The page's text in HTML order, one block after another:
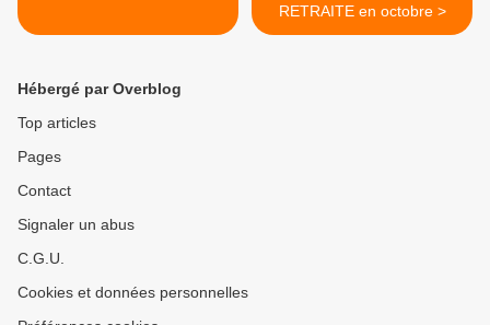
RETRAITE en octobre >
Hébergé par Overblog
Top articles
Pages
Contact
Signaler un abus
C.G.U.
Cookies et données personnelles